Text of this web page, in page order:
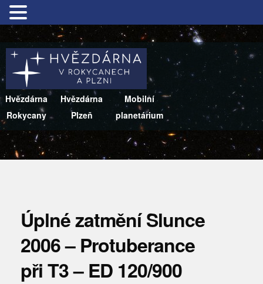
Hvězdárna
Rokycany
Hvězdárna
Plzeň
Mobilní
planetárium
Úplné zatmění Slunce
2006 – Protuberance
při T3 – ED 120/900